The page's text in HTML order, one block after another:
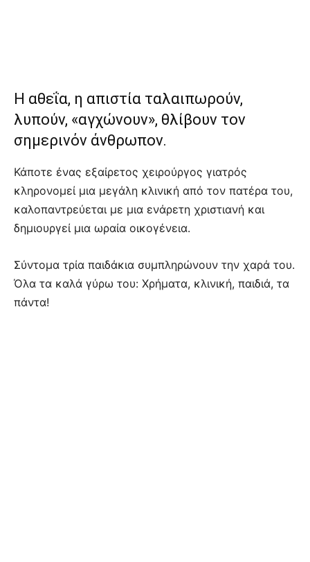
Η αθεΐα, η απιστία ταλαιπωρούν,
λυπούν, «αγχώνουν», θλίβουν τον
σημερινόν άνθρωπον.
Κάποτε ένας εξαίρετος χειρούργος γιατρός
κληρονομεί μια μεγάλη κλινική από τον πατέρα του,
καλοπαντρεύεται με μια ενάρετη χριστιανή και
δημιουργεί μια ωραία οικογένεια.
Σύντομα τρία παιδάκια συμπληρώνουν την χαρά του.
Όλα τα καλά γύρω του: Χρήματα, κλινική, παιδιά, τα
πάντα!